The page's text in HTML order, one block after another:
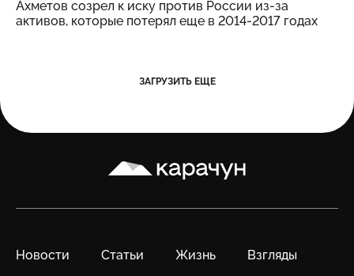
Ахметов созрел к иску против России из-за
активов, которые потерял еще в 2014-2017 годах
ЗАГРУЗИТЬ ЕЩЕ
Карачун
Новости Статьи Жизнь Взгляды